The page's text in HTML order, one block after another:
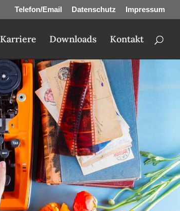
Telefon/Email Datenschutz Impressum
Karriere Downloads Kontakt